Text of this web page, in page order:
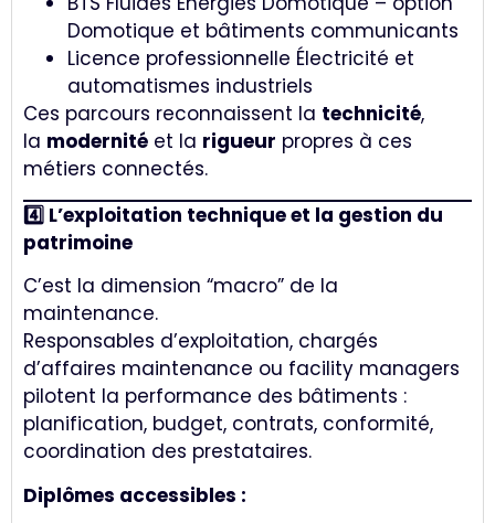
Domotique et bâtiments communicants
Licence professionnelle Électricité et
automatismes industriels
Ces parcours reconnaissent la technicité,
la modernité et la rigueur propres à ces
métiers connectés.
4️⃣ L’exploitation technique et la gestion du
patrimoine
C’est la dimension “macro” de la
maintenance.
Responsables d’exploitation, chargés
d’affaires maintenance ou facility managers
pilotent la performance des bâtiments :
planification, budget, contrats, conformité,
coordination des prestataires.
Diplômes accessibles :